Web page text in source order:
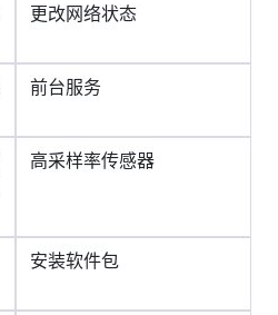
更改网络状态
前台服务
高采样率传感器
安装软件包